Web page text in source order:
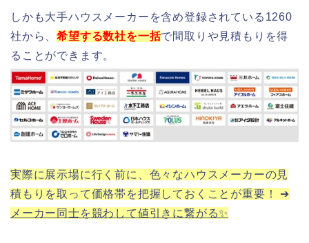
しかも大手ハウスメーカーを含め登録されている1260
社から、希望する数社を一括で間取りや見積もりを得
ることができます。
実際に展示場に行く前に、色々なハウスメーカーの見
積もりを取って価格帯を把握しておくことが重要！ ➔
メーカー同士を競わして値引きに繋がる✨